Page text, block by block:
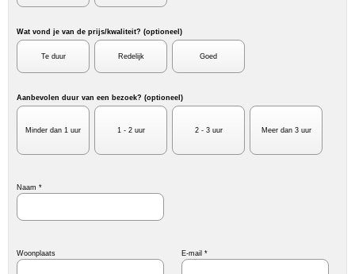
Wat vond je van de prijs/kwaliteit? (optioneel)
Te duur Redelijk Goed
Aanbevolen duur van een bezoek? (optioneel)
Minder dan 1 uur 1 - 2 uur 2 - 3 uur Meer dan 3 uur
Naam *
Woonplaats E-mail *